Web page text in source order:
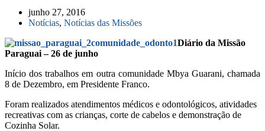
junho 27, 2016
Notícias, Notícias das Missões
Diário da Missão
Paraguai – 26 de junho
Início dos trabalhos em outra comunidade Mbya Guarani, chamada
8 de Dezembro, em Presidente Franco.
Foram realizados atendimentos médicos e odontológicos, atividades
recreativas com as crianças, corte de cabelos e demonstração de
Cozinha Solar.